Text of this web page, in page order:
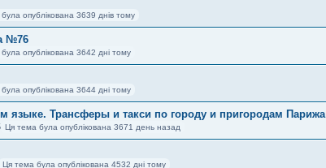
опублікована 3639 днів тому
№76
опублікована 3642 дні тому
опублікована 3644 дні тому
языке. Трансферы и такси по городу и пригородам Парижа
Ця тема була опублікована 3671 день назад
Ця тема була опублікована 4532 дні тому